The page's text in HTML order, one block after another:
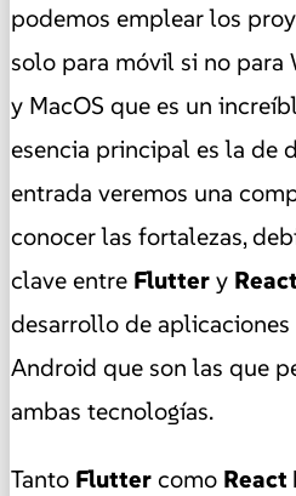
podemos emplear los
solo para móvil si no para
y MacOS que es un
esencia principal es la de
entrada veremos una
conocer las fortalezas,
clave entre Fluttery
desarrollo de
Android que son las que
ambas tecnologías.
Tanto Fluttercomo React